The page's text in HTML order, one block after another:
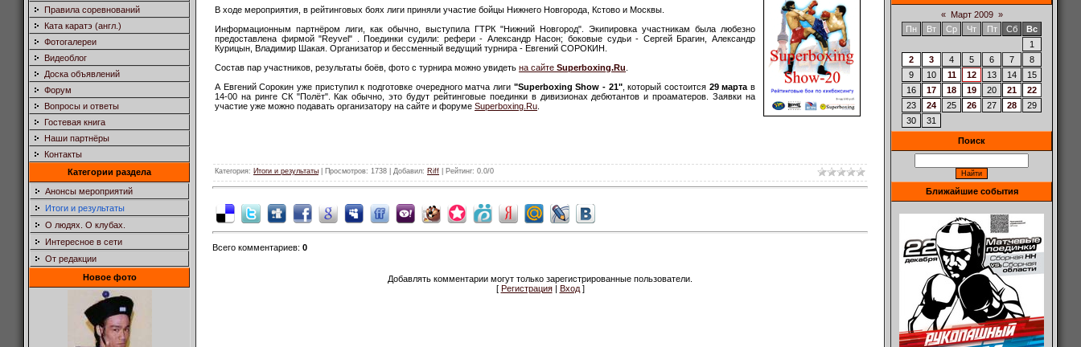
Правила соревнований
Ката каратэ (англ.)
Фотогалереи
Видеоблог
Доска объявлений
Форум
Вопросы и ответы
Гостевая книга
Наши партнёры
Контакты
Категории раздела
Анонсы мероприятий
Итоги и результаты
О людях. О клубах.
Интересное в сети
От редакции
Новое фото
В ходе мероприятия, в рейтинговых боях лиги приняли участие бойцы Нижнего Новгорода, Кстово и Москвы.
Информационным партнёром лиги, как обычно, выступила ГТРК "Нижний Новгород". Экипировка участникам была любезно
предоставлена фирмой "Reyvel" . Поединки судили: рефери - Александр Насон; боковые судьи - Сергей Брагин, Александр
Курицын, Владимир Шакая. Организатор и бессменный ведущий турнира - Евгений СОРОКИН.
Состав пар участников, результаты боёв, фото с турнира можно увидеть на сайте Superboxing.Ru
А Евгений Сорокин уже приступил к подготовке очередного матча лиги "Superboxing Show - 21", который состоится 29 марта в
14-00 на ринге СК "Полёт". Как обычно, это будут рейтинговые поединки в дивизионах дебютантов и проаматеров. Заявки на
участие уже можно подавать организатору на сайте и форуме Superboxing.Ru
Категория: Итоги и результаты Просмотров: 1738 | Добавил: Riff Рейтинг: 0.0/0
Всего комментариев: 0
Добавлять комментарии могут только зарегистрированные пользователи.
[ Регистрация| Вход]
« Март 2009 »
Пн
Вт Ср Чт Пт Сб
Вс
1
2
3 4 5 6 7
8
9
10 11 12 13 14
15
16
17 18 19 20 21
22
23
24 25 26 27 28
29
30
31
Поиск
Ближайшие события